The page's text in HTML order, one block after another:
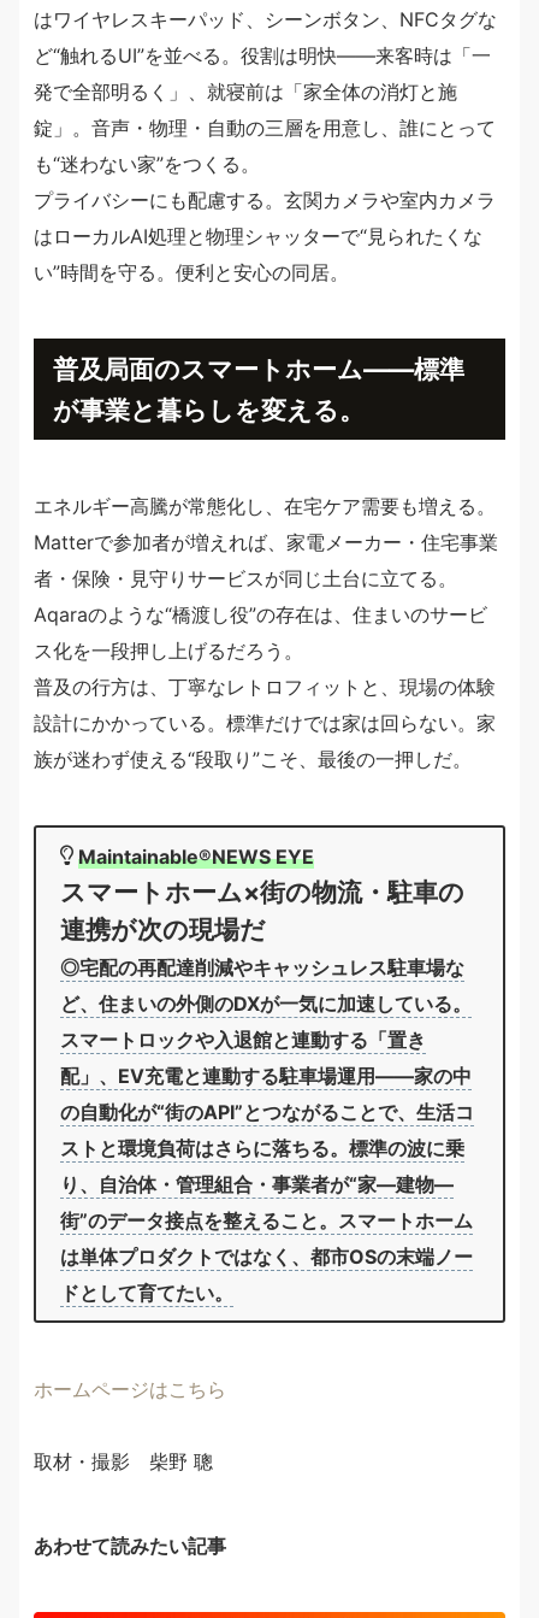
はワイヤレスキーパッド、シーンボタン、NFCタグな
ど“触れるUI”を並べる。役割は明快——来客時は「一
発で全部明るく」、就寝前は「家全体の消灯と施
錠」。音声・物理・自動の三層を用意し、誰にとって
も“迷わない家”をつくる。
プライバシーにも配慮する。玄関カメラや室内カメラ
はローカルAI処理と物理シャッターで“見られたくな
い”時間を守る。便利と安心の同居。
普及局面のスマートホーム——標準
が事業と暮らしを変える。
エネルギー高騰が常態化し、在宅ケア需要も増える。
Matterで参加者が増えれば、家電メーカー・住宅事業
者・保険・見守りサービスが同じ土台に立てる。
Aqaraのような“橋渡し役”の存在は、住まいのサービ
ス化を一段押し上げるだろう。
普及の行方は、丁寧なレトロフィットと、現場の体験
設計にかかっている。標準だけでは家は回らない。家
族が迷わず使える“段取り”こそ、最後の一押しだ。
Maintainable®︎NEWS EYE
スマートホーム×街の物流・駐車の
連携が次の現場だ
◎宅配の再配達削減やキャッシュレス駐車場な
ど、住まいの外側のDXが一気に加速している。
スマートロックや入退館と連動する「置き
配」、EV充電と連動する駐車場運用——家の中
の自動化が“街のAPI”とつながることで、生活コ
ストと環境負荷はさらに落ちる。標準の波に乗
り、自治体・管理組合・事業者が“家—建物—
街”のデータ接点を整えること。スマートホーム
は単体プロダクトではなく、都市OSの末端ノー
ドとして育てたい。
ホームページはこちら
取材・撮影 柴野 聰
あわせて読みたい記事